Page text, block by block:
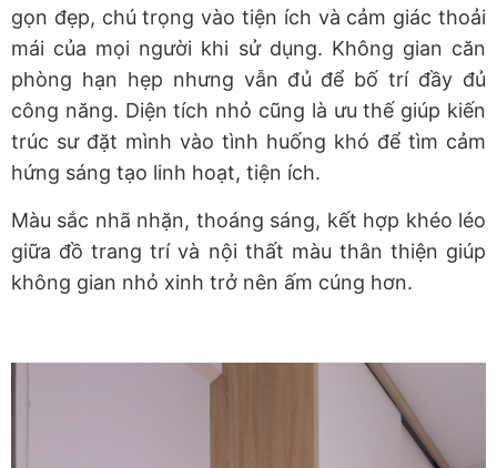
gọn đẹp, chú trọng vào tiện ích và cảm giác thoải
mái của mọi người khi sử dụng. Không gian căn
phòng hạn hẹp nhưng vẫn đủ để bố trí đầy đủ
công năng. Diện tích nhỏ cũng là ưu thế giúp kiến
trúc sư đặt mình vào tình huống khó để tìm cảm
hứng sáng tạo linh hoạt, tiện ích.
Màu sắc nhã nhặn, thoáng sáng, kết hợp khéo léo
giữa đồ trang trí và nội thất màu thân thiện giúp
không gian nhỏ xinh trở nên ấm cúng hơn.